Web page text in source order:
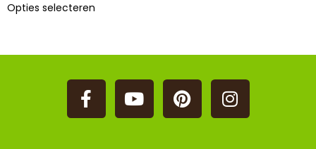
Opties selecteren